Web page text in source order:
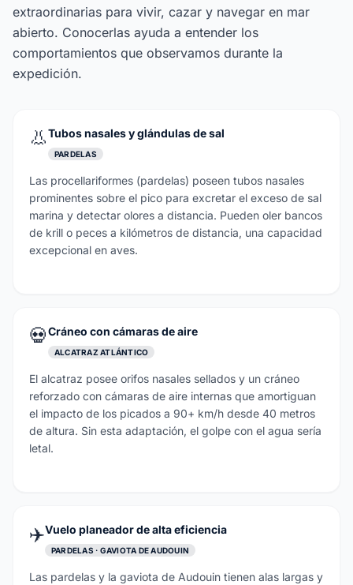
extraordinarias para vivir, cazar y navegar en mar
abierto. Conocerlas ayuda a entender los
comportamientos que observamos durante la
expedición.
👃Tubos nasales y glándulas de sal
PARDELAS
Las procellariformes (pardelas) poseen tubos nasales
prominentes sobre el pico para excretar el exceso de sal
marina y detectar olores a distancia. Pueden oler bancos
de krill o peces a kilómetros de distancia, una capacidad
excepcional en aves.
💀Cráneo con cámaras de aire
ALCATRAZ ATLÁNTICO
El alcatraz posee orifos nasales sellados y un cráneo
reforzado con cámaras de aire internas que amortiguan
el impacto de los picados a 90+ km/h desde 40 metros
de altura. Sin esta adaptación, el golpe con el agua sería
letal.
✈️Vuelo planeador de alta eficiencia
PARDELAS · GAVIOTA DE AUDOUIN
Las pardelas y la gaviota de Audouin tienen alas largas y